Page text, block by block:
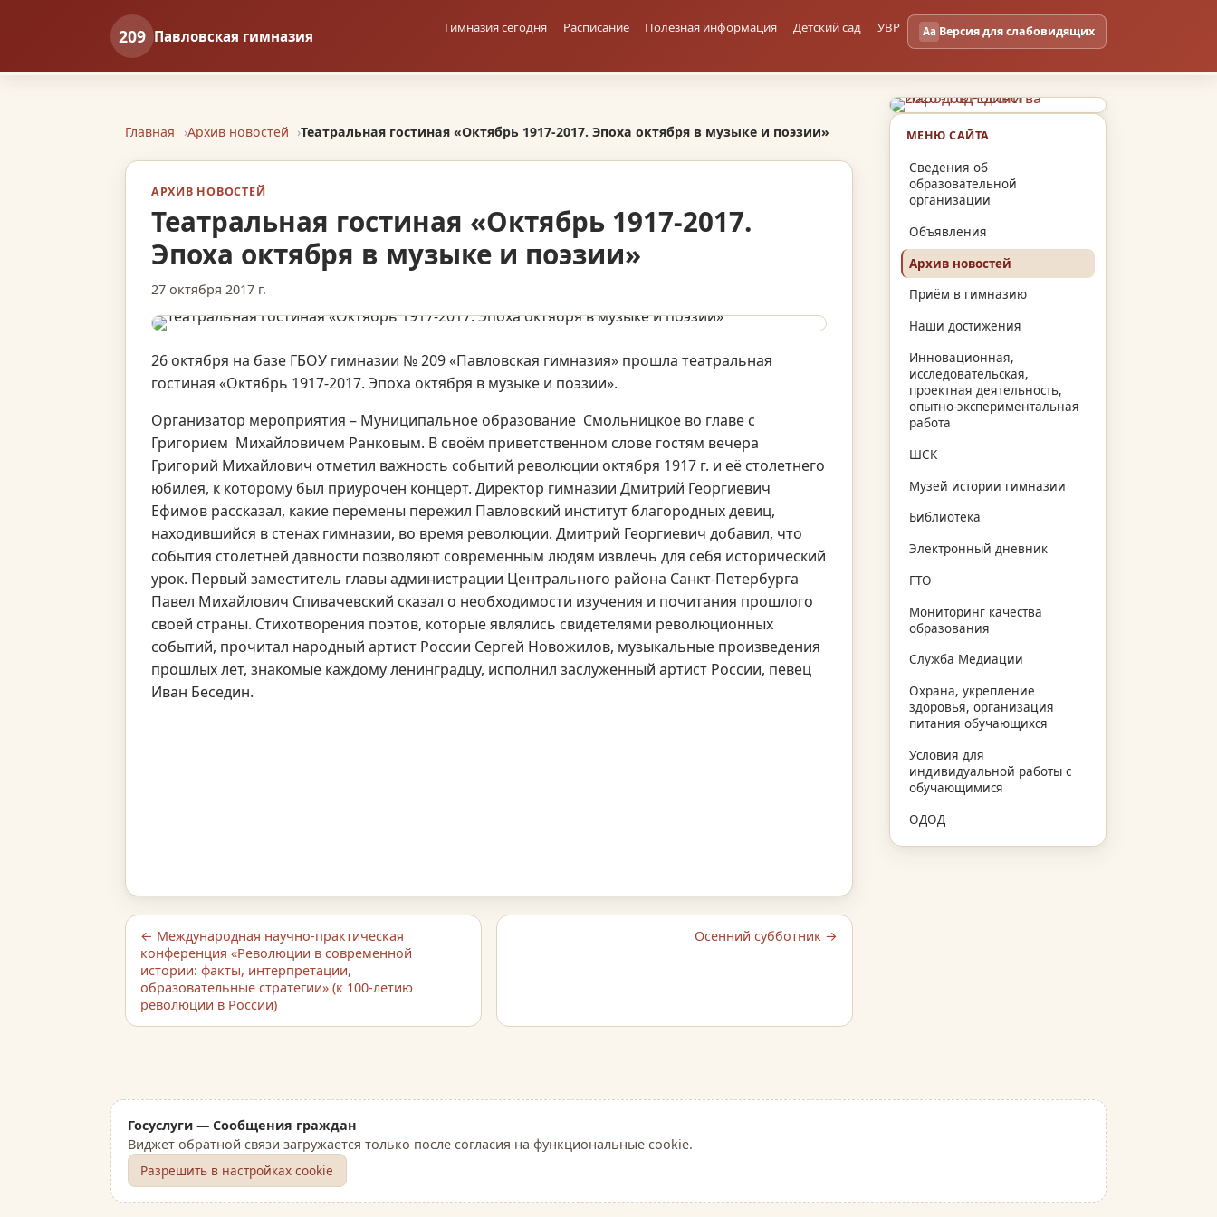
209 Павловская гимназия Гимназия сегодня Расписание Полезная информация Детский сад УВР Aa Версия для слабовидящих
Главная Архив новостей Театральная гостиная «Октябрь 1917-2017. Эпоха октября в музыке и поэзии»
АРХИВ НОВОСТЕЙ
Театральная гостиная «Октябрь 1917-2017.
Эпоха октября в музыке и поэзии»
27 октября 2017 г.
26 октября на базе ГБОУ гимназии № 209 «Павловская гимназия» прошла театральная
гостиная «Октябрь 1917-2017. Эпоха октября в музыке и поэзии».
Организатор мероприятия – Муниципальное образование Смольницкое во главе с
Григорием Михайловичем Ранковым. В своём приветственном слове гостям вечера
Григорий Михайлович отметил важность событий революции октября 1917 г. и её столетнего
юбилея, к которому был приурочен концерт. Директор гимназии Дмитрий Георгиевич
Ефимов рассказал, какие перемены пережил Павловский институт благородных девиц,
находившийся в стенах гимназии, во время революции. Дмитрий Георгиевич добавил, что
события столетней давности позволяют современным людям извлечь для себя исторический
урок. Первый заместитель главы администрации Центрального района Санкт-Петербурга
Павел Михайлович Спивачевский сказал о необходимости изучения и почитания прошлого
своей страны. Стихотворения поэтов, которые являлись свидетелями революционных
событий, прочитал народный артист России Сергей Новожилов, музыкальные произведения
прошлых лет, знакомые каждому ленинградцу, исполнил заслуженный артист России, певец
Иван Беседин.
← Международная научно-практическая
конференция «Революции в современной
истории: факты, интерпретации,
образовательные стратегии» (к 100-летию
революции в России)
Осенний субботник →
МЕНЮ САЙТА
Сведения об
образовательной
организации
Объявления
Архив новостей
Приём в гимназию
Наши достижения
Инновационная,
исследовательская,
проектная деятельность,
опытно-экспериментальная
работа
ШСК
Музей истории гимназии
Библиотека
Электронный дневник
ГТО
Мониторинг качества
образования
Служба Медиации
Охрана, укрепление
здоровья, организация
питания обучающихся
Условия для
индивидуальной работы с
обучающимися
ОДОД
Госуслуги — Сообщения граждан
Виджет обратной связи загружается только после согласия на функциональные cookie.
Разрешить в настройках cookie